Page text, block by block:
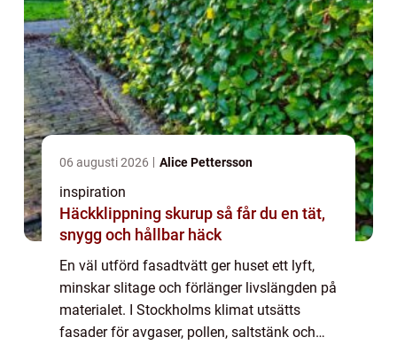
06 augusti 2026 Alice Pettersson
inspiration
Häckklippning skurup så får du en tät,
snygg och hållbar häck
En väl utförd fasadtvätt ger huset ett lyft,
minskar slitage och förlänger livslängden på
materialet. I Stockholms klimat utsätts
fasader för avgaser, pollen, saltstänk och